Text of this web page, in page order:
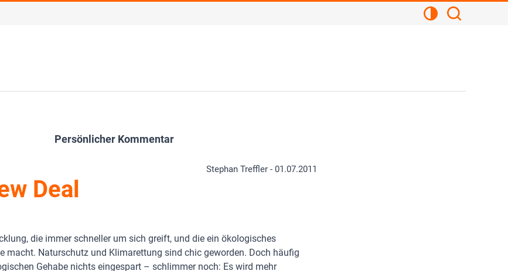
Kontrastansicht
Persönlicher Kommentar
Stephan Treffler - 01.07.2011
Deal
die immer schneller um sich greift, und die ein ökologisches
macht. Naturschutz und Klimarettung sind chic geworden. Doch häufig
Gehabe nichts eingespart – schlimmer noch: Es wird mehr